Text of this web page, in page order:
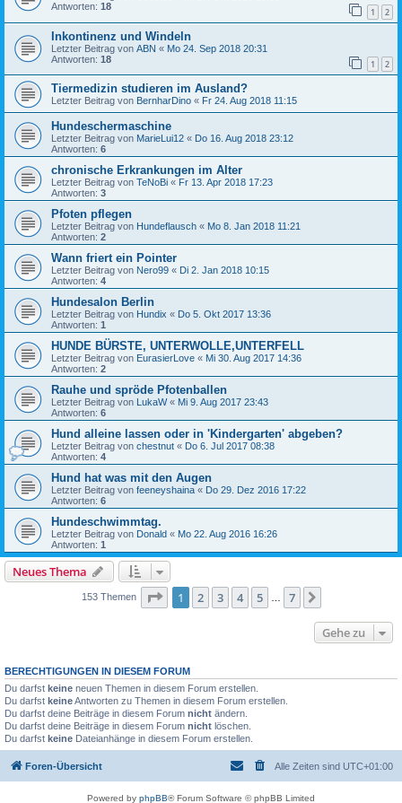
Antworten: 18 1 2
Inkontinenz und Windeln
Letzter Beitrag von ABN « Mo 24. Sep 2018 20:31
Antworten: 18 1 2
Tiermedizin studieren im Ausland?
Letzter Beitrag von BernharDino « Fr 24. Aug 2018 11:15
Hundeschermaschine
Letzter Beitrag von MarieLui12 « Do 16. Aug 2018 23:12
Antworten: 6
chronische Erkrankungen im Alter
Letzter Beitrag von TeNoBi « Fr 13. Apr 2018 17:23
Antworten: 3
Pfoten pflegen
Letzter Beitrag von Hundeflausch « Mo 8. Jan 2018 11:21
Antworten: 2
Wann friert ein Pointer
Letzter Beitrag von Nero99 « Di 2. Jan 2018 10:15
Antworten: 4
Hundesalon Berlin
Letzter Beitrag von Hundix « Do 5. Okt 2017 13:36
Antworten: 1
HUNDE BÜRSTE, UNTERWOLLE,UNTERFELL
Letzter Beitrag von EurasierLove « Mi 30. Aug 2017 14:36
Antworten: 2
Rauhe und spröde Pfotenballen
Letzter Beitrag von LukaW« Mi 9. Aug 2017 23:43
Antworten: 6
Hund alleine lassen oder in 'Kindergarten' abgeben?
Letzter Beitrag von chestnut « Do 6. Jul 2017 08:38
Antworten: 4
Hund hat was mit den Augen
Letzter Beitrag von feeneyshaina « Do 29. Dez 2016 17:22
Antworten: 6
Hundeschwimmtag.
Letzter Beitrag von Donald « Mo 22. Aug 2016 16:26
Antworten: 1
Neues Thema
153 Themen Seite 1von
1 2 3 4 5 … 7
Gehe zu
BERECHTIGUNGEN IN DIESEM FORUM
Du darfst keine neuen Themen in diesem Forum erstellen.
Du darfst keineAntworten zu Themen in diesem Forum erstellen.
Du darfst deine Beiträge in diesem Forum nicht ändern.
Du darfst deine Beiträge in diesem Forum nicht löschen.
Du darfst keine Dateianhänge in diesem Forum erstellen.
Foren-Übersicht Alle Zeiten sind UTC+01:00
Powered by phpBB® Forum Software © phpBB Limited